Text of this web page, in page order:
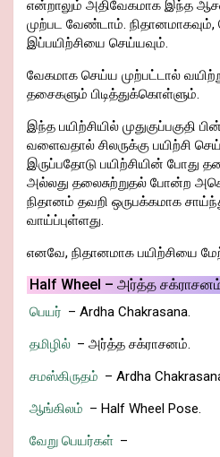
என்றாலும் அதிவேகமாக இந்த
முற்பட வேண்டாம். நிதானமாகவும்,
இப்பயிற்சியை செய்யவும்.
வேகமாக செய்ய முற்பட்டால்
தசைகளும் பிடித்துக்கொள்ளும்.
இந்த பயிற்சியில் முதுகுப்பகுதி
வளைவதால் சிலருக்கு பயிற்சி
இருப்பதோடு பயிற்சியின் போது
அல்லது தலைசுற்றுதல் போன்ற
நிதானம் தவறி ஒருபக்கமாக
வாய்ப்புள்ளது.
எனவே, நிதானமாக பயிற்சியை
Half Wheel – அர்த்த
பெயர் – Ardha Chakrasana.
தமிழில் – அர்த்த சக்ராசனம்.
சமஸ்கிருதம் – Ardha
ஆங்கிலம் – Half Wheel Pose.
வேறு பெயர்கள் –